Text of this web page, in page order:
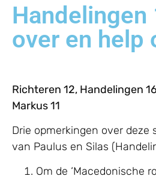
Handelingen
over en help
Richteren 12, Handelingen
Markus 11
Drie opmerkingen over deze
van Paulus en Silas
Om de ‘Macedonische